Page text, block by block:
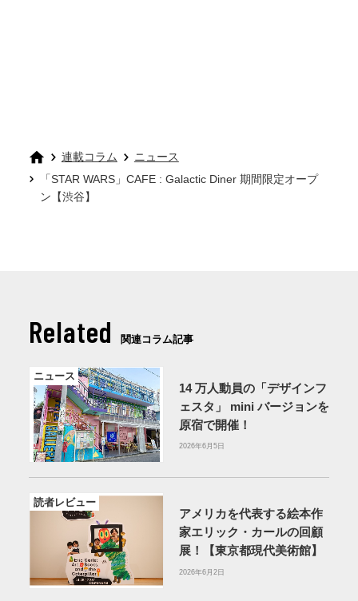
連載コラム
ニュース
「STAR WARS」CAFE : Galactic Diner 期間限定オープ
ン【渋谷】
Related 関連コラム記事
ニュース
14 万⼈動員の「デザインフ
ェスタ」 mini バージョンを
原宿で開催！
2026年6月5日
読者レビュー
アメリカを代表する絵本作
家エリック・カールの回顧
展！【東京都現代美術館】
2026年6月2日